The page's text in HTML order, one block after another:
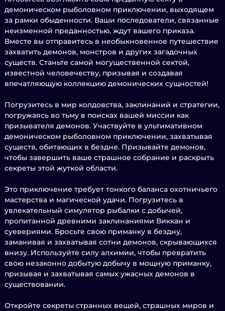
демоническом рыболовном приключении, выходящем
за рамки обыденности. Ваши последователи, связанные
неизменной преданностью, ждут вашего приказа.
Вместе вы отправитесь в необыкновенное путешествие
захватить демонов, монстров и других загадочных
существ. Станьте самой могущественной сектой,
известной человечеству, призывая и создавая
впечатляющую коллекцию демонических сущностей!
Погрузитесь в мир колдовства, заклинаний и стратегии,
погружаясь во тьму в поисках вашей миссии как
призывателя демонов. Участвуйте в ультимативном
демоническом рыболовном приключении, захватывая
существ, обитающих в бездне. Призывайте демонов,
чтобы завершить ваше страшное собрание и раскрыть
секреты этой жуткой области.
Это приключение требует тонкого баланса охотничьего
мастерства и магической удачи. Погрузитесь в
увлекательный симулятор рыбалки с добычей,
пропитанной древними заклинаниями Виккан и
суевериями. Бросьте свою приманку в бездну,
заманивая и захватывая сотни демонов, скрывающихся
внизу. Используйте силу алхимии, чтобы превратить
свою незаконно добытую добычу в мощную приманку,
призывая и захватывая самых ужасных демонов в
существовании.
Откройте секреты странных вещей, страшных миров и